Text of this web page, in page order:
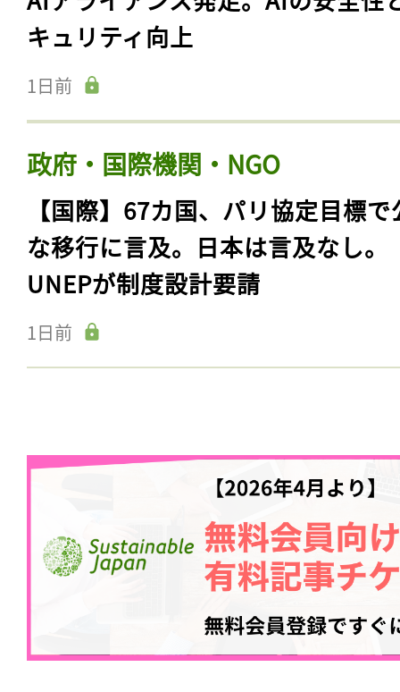
キュリティ向上
1日前
政府・国際機関・NGO
【国際】67カ国、パリ協定目標で
な移行に言及。日本は言及なし。
UNEPが制度設計要請
1日前
記事をお気に入りに
ログインが必
会員登録